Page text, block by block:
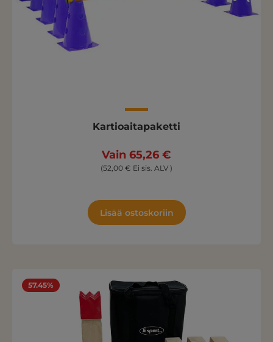
Kartioaitapaketti
Vain 65,26 €
(52,00 € Ei sis. ALV )
Lisää ostoskoriin
57.45%